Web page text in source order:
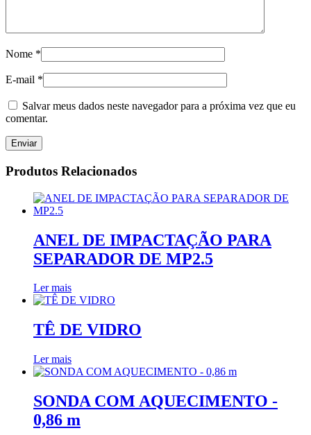
Nome *
E-mail *
Salvar meus dados neste navegador para a próxima vez que eu
comentar.
Produtos Relacionados
ANEL DE IMPACTAÇÃO PARA
SEPARADOR DE MP2.5
Ler mais
TÊ DE VIDRO
Ler mais
SONDA COM AQUECIMENTO -
0,86 m